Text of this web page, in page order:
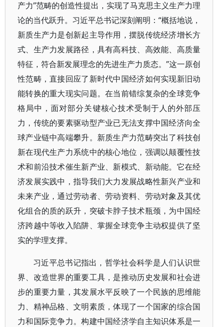
产力”范畴的创造性提出，实现了马克思主义生产力理
论的当代跃升。习近平总书记深刻阐明：“概括地说，
新质生产力是创新起主导作用，摆脱传统经济增长方
式、生产力发展路径，具有高科技、高效能、高质量
特征，符合新发展理念的先进生产力质态。”这一原创
性范畴，直接回应了新时代中国经济如何实现新旧动
能转换的重大现实问题。在当前错综复杂的全球竞争
格局中，面对部分关键核心技术受制于人的外部压
力，传统的要素驱动型产业已无法支撑中国经济向全
球产业链中高端攀升。新质生产力范畴突出了科技创
新在现代生产力系统中的核心地位，强调以颠覆性技
术和前沿技术催生新产业、新模式、新动能。它在经
济发展实践中，指导我们大力发展战略性新兴产业和
未来产业，通过劳动者、劳动资料、劳动对象及其优
化组合的质的跃升，突破卡脖子技术瓶颈，为中国经
济跨越中等收入陷阱、掌握全球竞争主动权提供了坚
实的学理支撑。
习近平总书记指出，哲学社会科学是人们认识世
界、改造世界的重要工具，是推动历史发展和社会进
步的重要力量，其发展水平反映了一个民族的思维能
力、精神品格、文明素质，体现了一个国家的综合国
力和国际竞争力。构建中国经济学自主知识体系是一